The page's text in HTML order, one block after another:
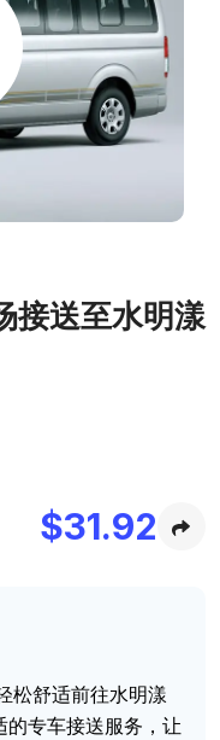
接送至水明漾
$31.92
松舒适前往水明漾
专车接送服务，让